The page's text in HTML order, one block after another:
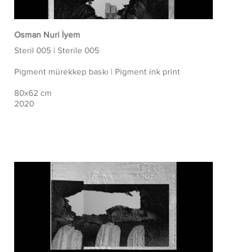
Osman Nuri İyem
Steril 005 | Sterile 005
Pigment mürekkep baskı | Pigment ink print
80x62 cm
2020